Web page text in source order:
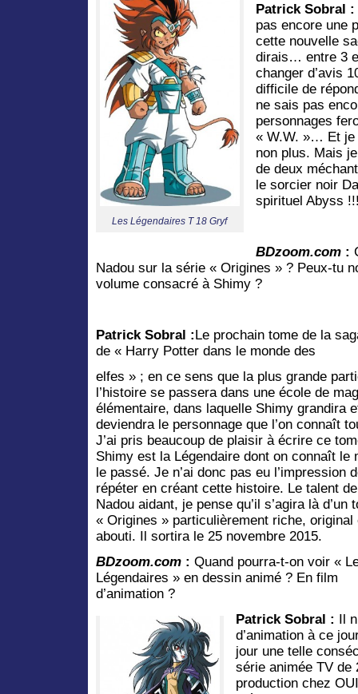
Les Légendaires T 18 Gryf
Patrick Sobral :
pas encore une
cette nouvelle
dirais… entre 3
changer d’avis
difficile de
ne sais pas
personnages
« W.W. »… Et je
non plus. Mais
de deux
le sorcier noir
spirituel Abyss
BDzoom.com :
Nadou sur la série « Origines » ? Peux-tu
volume consacré à Shimy ?
Patrick Sobral :Le prochain tome de la
de « Harry Potter dans le monde des
elfes » ; en ce sens que la plus grande
l’histoire se passera dans une école de
élémentaire, dans laquelle Shimy grandira
deviendra le personnage que l’on connaît
J’ai pris beaucoup de plaisir à écrire ce
Shimy est la Légendaire dont on connaît le
le passé. Je n’ai donc pas eu l’impression
répéter en créant cette histoire. Le talent de
Nadou aidant, je pense qu’il s’agira là d’un
« Origines » particulièrement riche, original
abouti. Il sortira le 25 novembre 2015.
BDzoom.com : Quand pourra-t-on voir «
Légendaires » en dessin animé ? En film
d’animation ?
Patrick Sobral : Il
d’animation à ce
jour une telle
série animée TV de
production chez